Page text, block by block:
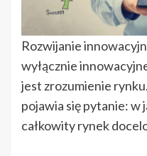
Rozwijanie
wyłącznie
jest zrozumienie
pojawia się pytanie: w
całkowity rynek